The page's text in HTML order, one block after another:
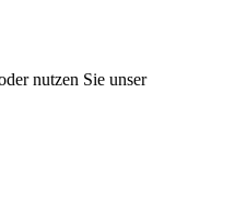
nutzen Sie unser